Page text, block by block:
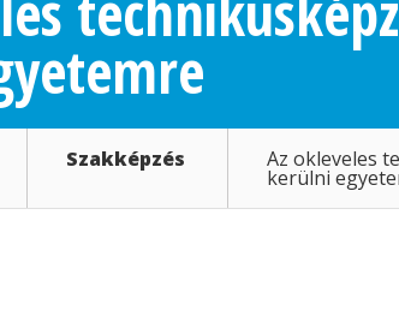
Szakképzés Az okleveles
kerülni